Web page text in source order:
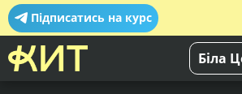
Підписатись на курс
Біла